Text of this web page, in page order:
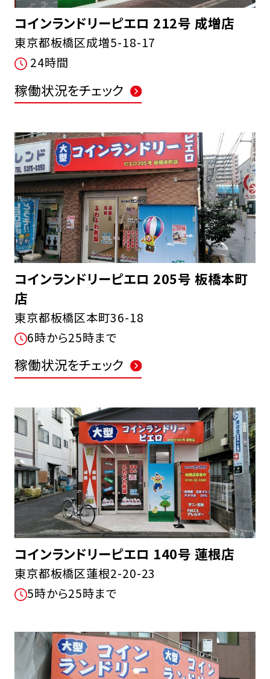
コインランドリーピエロ 212号 成増店
東京都板橋区成増5-18-17
24時間
稼働状況をチェック
コインランドリーピエロ 205号 板橋本町
店
東京都板橋区本町36-18
6時から25時まで
稼働状況をチェック
コインランドリーピエロ 140号 蓮根店
東京都板橋区蓮根2-20-23
5時から25時まで